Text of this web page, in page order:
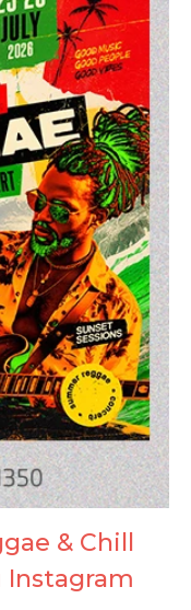
& Chill
Instagram